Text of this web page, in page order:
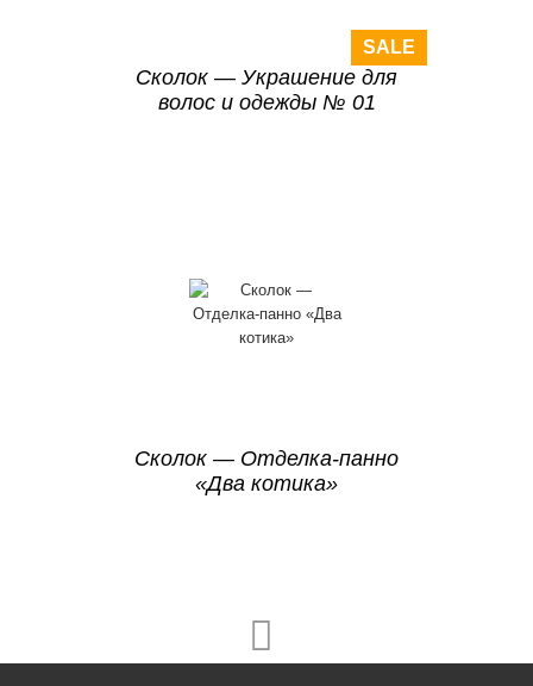
SALE
Сколок — Украшение для
волос и одежды № 01
Сколок — Отделка-панно
«Два котика»